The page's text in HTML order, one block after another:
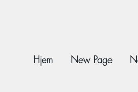
Hjem New Page